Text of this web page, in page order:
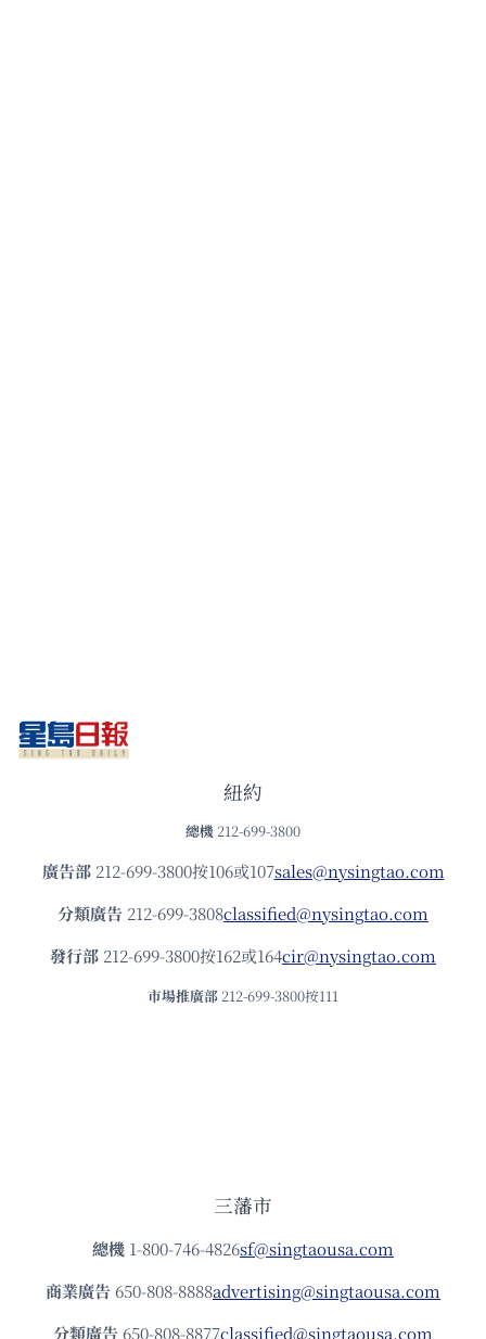
紐約
總機 212-699-3800
廣告部212-699-3800按106或107sales@nysingtao.com
分類廣告 212-699-3808classified@nysingtao.com
發⾏部 212-699-3800按162或164cir@nysingtao.com
市場推廣部 212-699-3800按111
三藩市
總機 1-800-746-4826sf@singtaousa.com
商業廣告 650-808-8888advertising@singtaousa.com
分類廣告 650-808-8877classified@singtaousa.com